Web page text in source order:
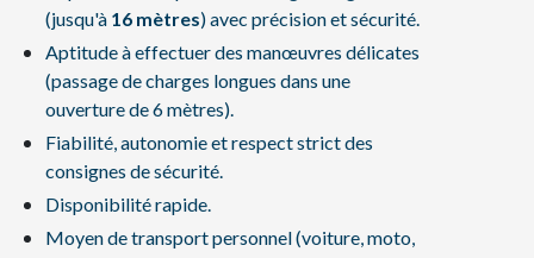
(jusqu'à 16 mètres) avec précision et sécurité.
Aptitude à effectuer des manœuvres délicates
(passage de charges longues dans une
ouverture de 6 mètres).
Fiabilité, autonomie et respect strict des
consignes de sécurité.
Disponibilité rapide.
Moyen de transport personnel (voiture, moto,